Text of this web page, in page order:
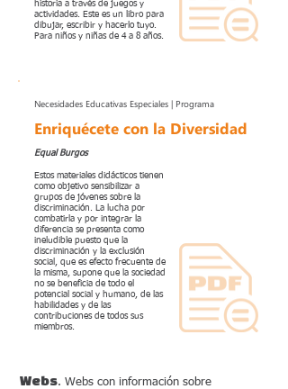
historia a través de juegos y
actividades. Este es un libro para
dibujar, escribir y hacerlo tuyo.
Para niños y niñas de 4 a 8 años.
Necesidades Educativas Especiales | Programa
Enriquécete con la Diversidad
Equal Burgos
Estos materiales didácticos tienen
como objetivo sensibilizar a
grupos de jóvenes sobre la
discriminación. La lucha por
combatirla y por integrar la
diferencia se presenta como
ineludible puesto que la
discriminación y la exclusión
social, que es efecto frecuente de
la misma, supone que la sociedad
no se beneficia de todo el
potencial social y humano, de las
habilidades y de las
contribuciones de todos sus
miembros.
Webs. Webs con información sobre